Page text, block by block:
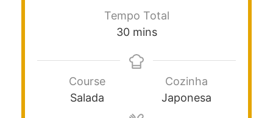
Tempo Total
30 mins
Course
Salada
Cozinha
Japonesa